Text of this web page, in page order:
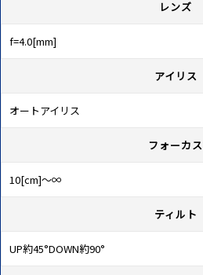
レンズ
f=4.0[mm]
アイリス
オートアイリス
フォーカス
10[cm]～∞
ティルト
UP約45°DOWN約90°